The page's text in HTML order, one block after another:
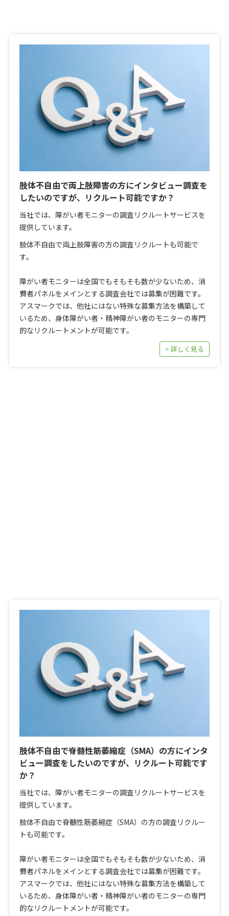
肢体不自由で両上肢障害の方にインタビュー調査を
したいのですが、リクルート可能ですか？
当社では、障がい者モニターの調査リクルートサービスを
提供しています。
肢体不自由で両上肢障害の方の調査リクルートも可能で
す。
障がい者モニターは全国でもそもそも数が少ないため、消
費者パネルをメインとする調査会社では募集が困難です。
アスマークでは、他社にはない特殊な募集方法を構築して
いるため、身体障がい者・精神障がい者のモニターの専門
的なリクルートメントが可能です。
> 詳しく見る
肢体不自由で脊髄性筋萎縮症（SMA）の方にインタ
ビュー調査をしたいのですが、リクルート可能です
か？
当社では、障がい者モニターの調査リクルートサービスを
提供しています。
肢体不自由で脊髄性筋萎縮症（SMA）の方の調査リクルー
トも可能です。
障がい者モニターは全国でもそもそも数が少ないため、消
費者パネルをメインとする調査会社では募集が困難です。
アスマークでは、他社にはない特殊な募集方法を構築して
いるため、身体障がい者・精神障がい者のモニターの専門
的なリクルートメントが可能です。